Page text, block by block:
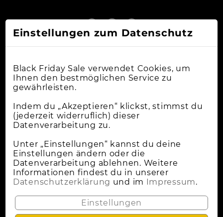
Online-Shops
Apple Deals
Cybermonday
News
Wann Ist Black Friday?
Einstellungen zum Datenschutz
Black Friday Sale verwendet Cookies, um
Ihnen den bestmöglichen Service zu
gewährleisten.
Indem du „Akzeptieren“ klickst, stimmst du
(jederzeit widerruflich) dieser
Datenverarbeitung zu.
Unter „Einstellungen“ kannst du deine
Einstellungen ändern oder die
Datenverarbeitung ablehnen. Weitere
Informationen findest du in unserer
Datenschutzerklärung und im Impressum.
Einstellungen